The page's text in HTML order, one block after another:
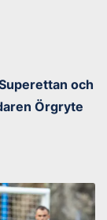
och
Örgryte